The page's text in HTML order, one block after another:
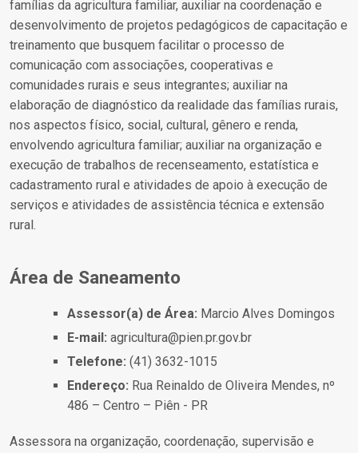
famílias da agricultura familiar, auxiliar na coordenação e
desenvolvimento de projetos pedagógicos de capacitação e
treinamento que busquem facilitar o processo de
comunicação com associações, cooperativas e
comunidades rurais e seus integrantes; auxiliar na
elaboração de diagnóstico da realidade das famílias rurais,
nos aspectos físico, social, cultural, gênero e renda,
envolvendo agricultura familiar; auxiliar na organização e
execução de trabalhos de recenseamento, estatística e
cadastramento rural e atividades de apoio à execução de
serviços e atividades de assistência técnica e extensão
rural.
Área de Saneamento
Assessor(a) de Área: Marcio Alves Domingos
E-mail: agricultura@pien.pr.gov.br
Telefone: (41) 3632-1015
Endereço: Rua Reinaldo de Oliveira Mendes, nº
486 – Centro – Piên - PR
Assessora na organização, coordenação, supervisão e